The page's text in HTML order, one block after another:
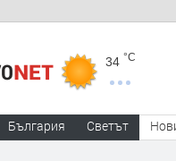
34 °C
България Светът